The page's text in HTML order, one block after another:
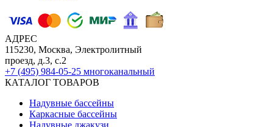
АДРЕС
115230, Москва, Электролитный
проезд, д.3, с.2
+7 (495) 984-05-25 многоканальный
КАТАЛОГ ТОВАРОВ
Надувные бассейны
Каркасные бассейны
Надувные джакузи